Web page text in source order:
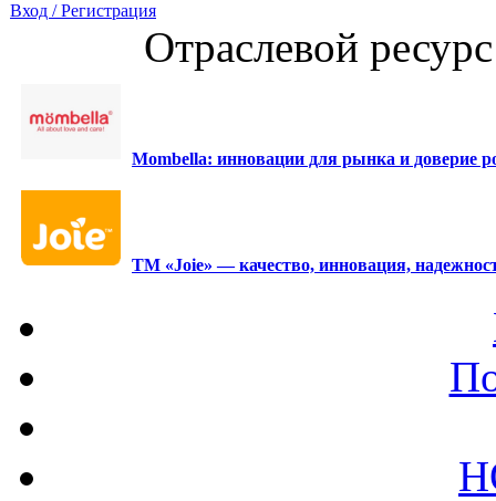
Вход / Регистрация
Отраслевой
Mombella: инновации для рынка и доверие
ТМ «Joie» — качество, инновация,